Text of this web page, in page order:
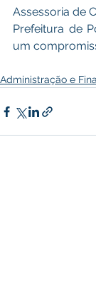
Assessoria de
Prefeitura de
um
Administração e